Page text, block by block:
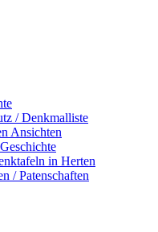
/ Denkmalliste
Ansichten
in Herten
/ Patenschaften